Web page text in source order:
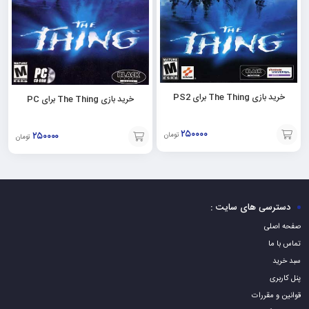
خرید بازی The Thing برای PS2
۲۵۰۰۰۰ تومان
افزودن
به
خرید بازی The Thing برای PC
۲۵۰۰۰۰ تومان
افزودن
به
دسترسی های سایت :
صفحه اصلی
تماس با ما
سبد خرید
پنل کاربری
قوانین و مقررات